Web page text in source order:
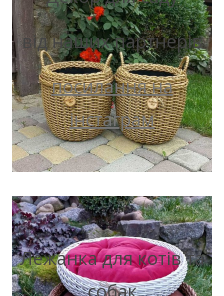
від наших партнерів
посилання на
інстаграм
Лежанка для котів та